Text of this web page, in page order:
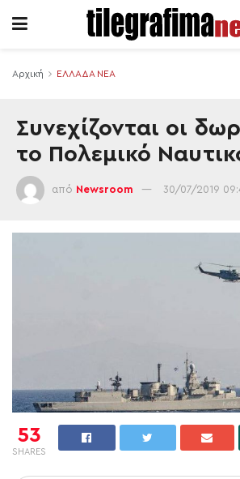
Αρχική ΕΛΛΑΔΑ ΝΕΑ
Συνεχίζονται οι
το Πολεμικό
από Newsroom 30/07/2019
53
SHARES